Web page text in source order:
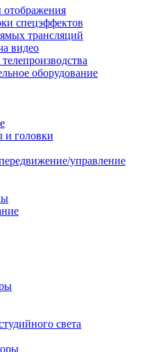
спецэффектов
трансляций
видео
оборудование
и головки
управление
света